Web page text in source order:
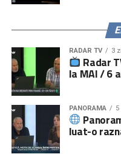
Comunicat „Salvați
RADAR TV 3
Radar
la MAI / 6
PANORAMA
luat-o